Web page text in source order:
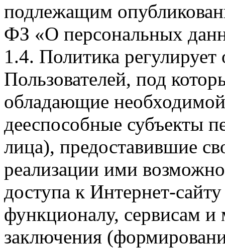
подлежащим
ФЗ «О персональных
1.4. Политика
Пользователей, под
обладающие
дееспособные субъекты
лица), предоставившие
реализации ими
доступа к Интернет-
функционалу, сервисам и
заключения